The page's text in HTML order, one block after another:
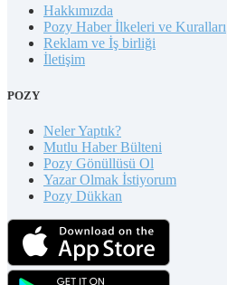
Hakkımızda
Pozy Haber İlkeleri ve Kuralları
Reklam ve İş birliği
İletişim
POZY
Neler Yaptık?
Mutlu Haber Bülteni
Pozy Gönüllüsü Ol
Yazar Olmak İstiyorum
Pozy Dükkan